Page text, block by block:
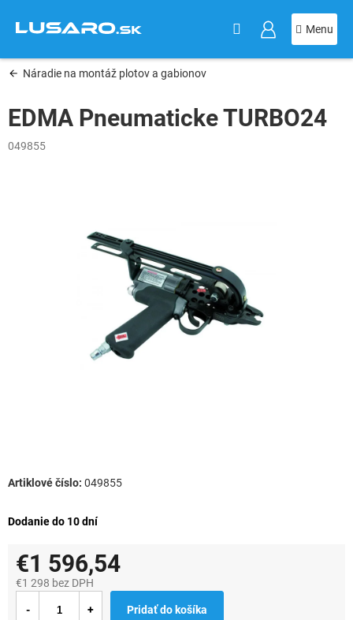
obsah
Náradie na montáž plotov a gabionov
EDMA Pneumaticke TURBO24
049855
Dodanie do 10 dní
049855
€1 596,54
€1 298 bez DPH
cena:
Pridať do košíka